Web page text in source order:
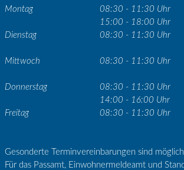
Montag
08:30 - 11:30 Uhr
15:00 - 18:00 Uhr
Dienstag
08:30 - 11:30 Uhr
Mittwoch 08:30 - 11:30 Uhr
Donnerstag
08:30 - 11:30 Uhr
14:00 - 16:00 Uhr
Freitag
08:30 - 11:30 Uhr
Gesonderte Terminvereinbarungen sind
Für das Passamt, Einwohnermeldeamt und